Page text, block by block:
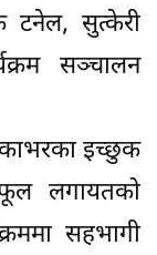
टनेल, सुत्केरी
सञ्चालन
इच्छुक
लगायतको
सहभागी